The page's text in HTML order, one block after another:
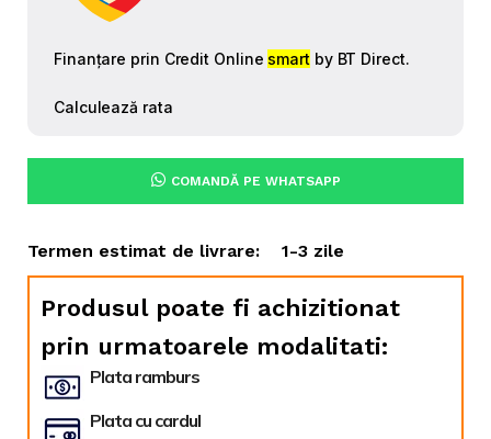
COMANDĂ PE WHATSAPP
Termen estimat de livrare: 1-3 zile
Produsul poate fi achizitionat
prin urmatoarele modalitati:
Plata ramburs
Plata cu cardul